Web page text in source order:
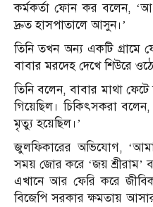
কর্মকর্তা ফোন কর বলেন,
দ্রুত হাসপাতালে আসুন।’
তিনি তখন অন্য একটি গ্রামে
বাবার মরদেহ দেখে শিউরে
তিনি বলেন, বাবার মাথা
গিয়েছিল। চিকিৎসকরা
মৃত্যু হয়েছিল।’
জুলফিকারের অভিযোগ,
সময় জোর করে ‘জয় শ্রীরাম’
এখানে আর ফেরি করে
বিজেপি সরকার ক্ষমতায়